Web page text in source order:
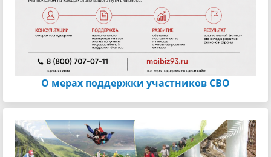
О мерах поддержки участников СВО